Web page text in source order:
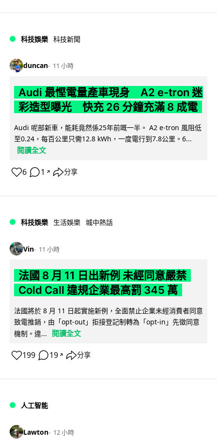
科技娛樂 科技新聞
duncan 11 小時
Audi 最慳電量產車現身 A2 e-tron 迷
彩造型曝光 快充 26 分鐘充滿 8 成電
Audi 呢部新車，能耗竟然係25年前嘅一半。 A2 e-tron 風阻低
至0.24，每百公里只需12.8 kWh，一度電行到7.8公里。6...
閱讀全文
6 1 ↗ 分享
科技娛樂 生活娛樂 城中熱話
Vin 11 小時
法國 8 月 11 日出新例 未經同意嚴禁
Cold Call 違規企業最高罰 345 萬
法國將於 8 月 11 日起實施新例，全面禁止企業未經消費者同意
致電推銷，由「opt-out」拒接登記制轉為「opt-in」先徵同意
機制。違...
閱讀全文
199 19 ↗ 分享
人工智能
Lawton 12 小時